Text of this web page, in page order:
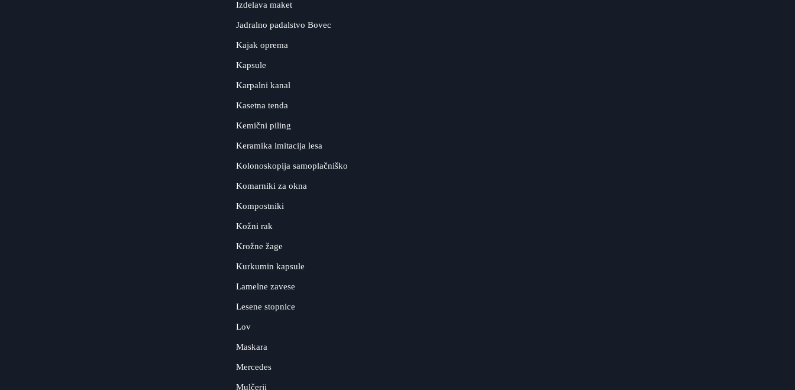
Izdelava maket
Jadralno padalstvo Bovec
Kajak oprema
Kapsule
Karpalni kanal
Kasetna tenda
Kemični piling
Keramika imitacija lesa
Kolonoskopija samoplačniško
Komarniki za okna
Kompostniki
Kožni rak
Krožne žage
Kurkumin kapsule
Lamelne zavese
Lesene stopnice
Lov
Maskara
Mercedes
Mulčerji